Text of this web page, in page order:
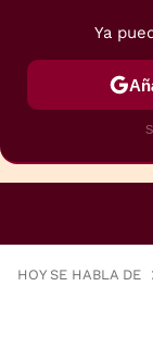
HOY SE HABLA DE
Ya